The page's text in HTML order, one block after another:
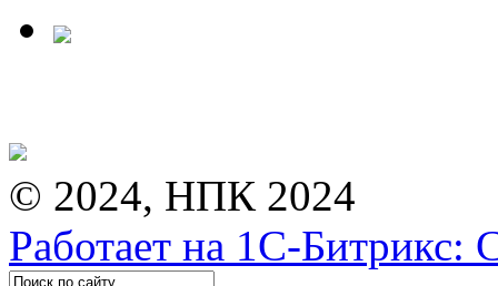
© 2024, НПК 2024
Работает на 1С-Битрикс: